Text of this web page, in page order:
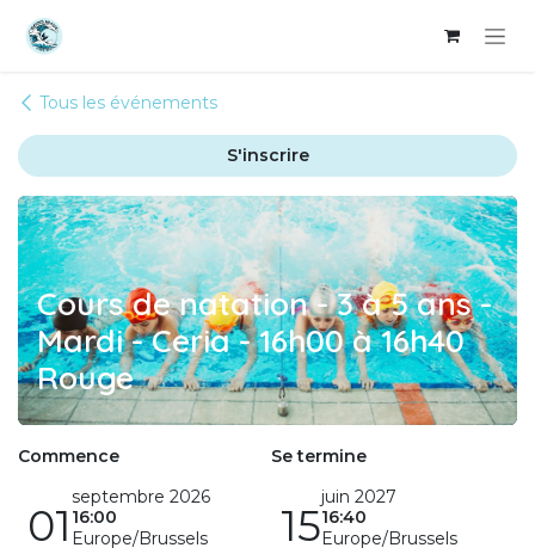
Tous les événements
S'inscrire
Cours de natation - 3 à 5 ans -
Mardi - Ceria - 16h00 à 16h40
Rouge
Commence
01
septembre 2026
16:00
Europe/Brussels
Se termine
15
juin 2027
16:40
Europe/Brussels